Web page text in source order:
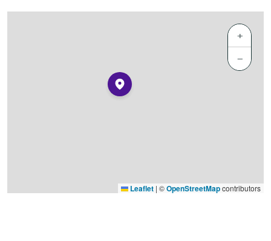
+
−
Leaflet | ©OpenStreetMapcontributors